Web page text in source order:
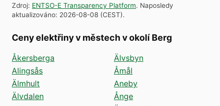
Zdroj: ENTSO-E Transparency Platform. Naposledy
aktualizováno: 2026-08-08 (CEST).
Ceny elektřiny v městech v okolí Berg
Åkersberga
Alingsås
Älmhult
Älvdalen
Älvsbyn
Åmål
Aneby
Ånge